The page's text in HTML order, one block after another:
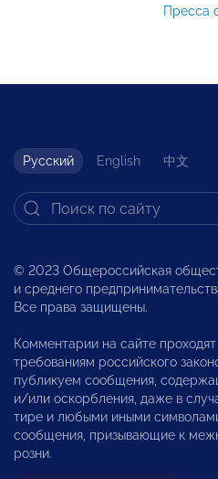
Пресса
Русский English 中文
© 2023 Общероссийская
и среднего
Все права защищены.
Комментарии на сайте
требованиям российского
публикуем сообщения,
и/или оскорбления, даже в
тире и любыми иными
сообщения, призывающие к
розни.